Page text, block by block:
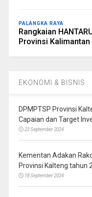
PALANGKA RAYA
Rangkaian
Provinsi
EKONOMI & BISNIS
DPMPTSP Provinsi
Capaian dan Target
23 September 2024
Kementan Adakan
Provinsi Kalteng tahun
18 September 2024